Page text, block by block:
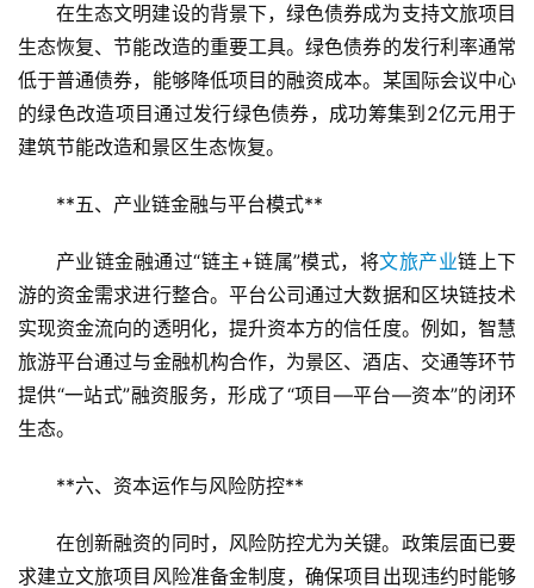
在生态文明建设的背景下，绿色债券成为支持文旅项目
生态恢复、节能改造的重要工具。绿色债券的发行利率通常
低于普通债券，能够降低项目的融资成本。某国际会议中心
的绿色改造项目通过发行绿色债券，成功筹集到2亿元用于
建筑节能改造和景区生态恢复。
**五、产业链金融与平台模式**
产业链金融通过“链主+链属”模式，将文旅产业链上下
游的资金需求进行整合。平台公司通过大数据和区块链技术
实现资金流向的透明化，提升资本方的信任度。例如，智慧
旅游平台通过与金融机构合作，为景区、酒店、交通等环节
提供“一站式”融资服务，形成了“项目—平台—资本”的闭环
生态。
**六、资本运作与风险防控**
在创新融资的同时，风险防控尤为关键。政策层面已要
求建立文旅项目风险准备金制度，确保项目出现违约时能够